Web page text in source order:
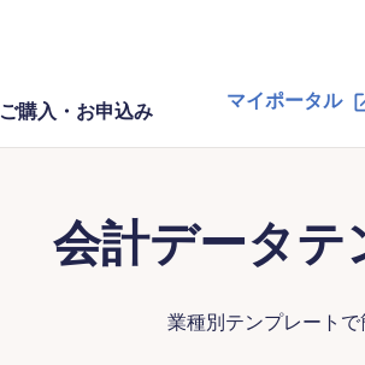
ご購入・お申込み マイポータル
会計データテ
業種別テンプレート